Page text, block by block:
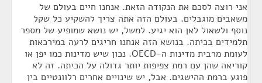
אני רוצה לסכם את הנקודה הזאת. אנחנו חיים בעולם של
משאבים מוגבלים. בעולם הזה אתה צריך להשקיע כל שקל
נוסף ולשאול לאן הוא יגיע. למשל, יש נושא שמופיע של מספר
תלמידים בכיתה. בנושא הזה אנחנו חריגים לרעה במירכאות
לעומת מרבית מדינות ה-OECD. נכון שיש מדינות כמו יפן או
קוריאה שהן עם רמת צפיפות יותר גדולה על הכיתה. זה לא
פוגע ברמת ההישגים. אבל, יש שינויים אחרים רלוונטיים בין